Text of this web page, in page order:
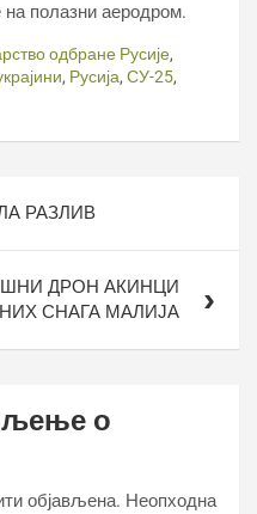
полазни аеродром.
одбране Русије,
, Русија, СУ-25,
РАЗЛИВ
ДРОН АКИНЦИ
СНАГА МАЛИЈА
о
објављена. Неопходна